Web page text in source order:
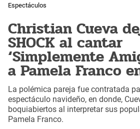
Espectáculos
Christian Cueva
SHOCK al cantar
‘Simplemente
a Pamela Franco
La polémica pareja fue contratada
espectáculo navideño, en donde,
boquiabiertos al interpretar sus
Pamela Franco.